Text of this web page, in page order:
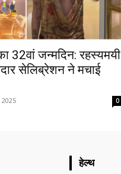
32वां जन्मदिन: रहस्यमयी
सेलिब्रेशन ने मचाई
0
हेल्थ